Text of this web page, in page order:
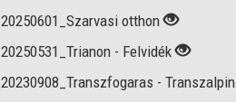
20250601_Szarvasi otthon
20250531_Trianon - Felvidék
20230908_Transzfogaras - Transzalpin